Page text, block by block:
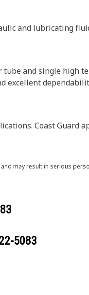
and lubricating
and single high
excellent
Coast Guard
may result in serious
5083